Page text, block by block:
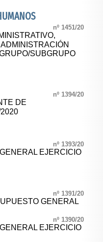
nº 1451/20
SUBGRUPO
nº 1394/20
DE
nº 1393/20
EJERCICIO
nº 1391/20
GENERAL
nº 1390/20
EJERCICIO